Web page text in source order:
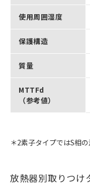
使用周囲湿度
保護構造
質量
MTTFd
（参考値）
＊2素子タイプではS相
放熱器別取りつけ